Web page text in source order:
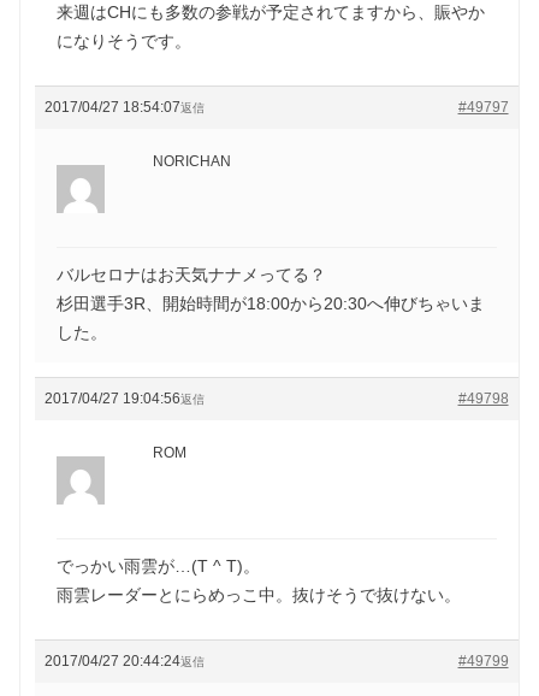
来週はCHにも多数の参戦が予定されてますから、賑やか
になりそうです。
2017/04/27 18:54:07 #49797
返信
NORICHAN
バルセロナはお天気ナナメってる？
杉田選手3R、開始時間が18:00から20:30へ伸びちゃいま
した。
2017/04/27 19:04:56 #49798
返信
ROM
でっかい雨雲が…(T ^ T)。
雨雲レーダーとにらめっこ中。抜けそうで抜けない。
2017/04/27 20:44:24 #49799
返信